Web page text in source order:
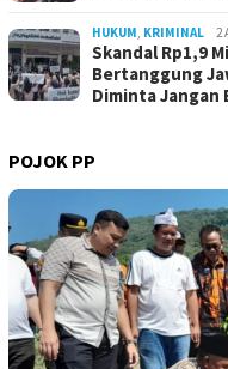
HUKUM, KRIMINAL 2
Skandal Rp1,9
Bertanggung
Diminta Jangan
POJOK PP